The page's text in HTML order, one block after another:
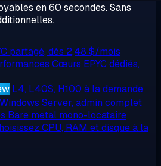
en 60 secondes. Sans
partagé, dès 2,48 $/mois
Cœurs EPYC dédiés,
L4, L40S, H100 à la demande
Windows Server, admin complet
Bare metal mono-locataire
CPU, RAM et disque à la